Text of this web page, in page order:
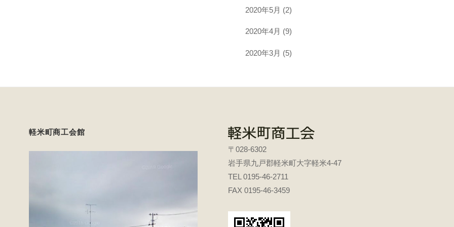
2020年5月 (2)
2020年4月 (9)
2020年3月 (5)
軽米町商工会館
〒028-6302
岩手県九戸郡軽米町大字軽米4-47
TEL 0195-46-2711
FAX 0195-46-3459